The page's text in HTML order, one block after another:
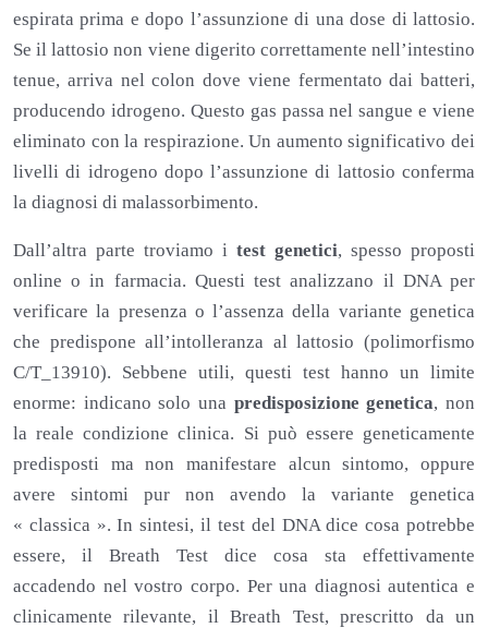
espirata prima e dopo l’assunzione di una dose di lattosio.
Se il lattosio non viene digerito correttamente nell’intestino
tenue, arriva nel colon dove viene fermentato dai batteri,
producendo idrogeno. Questo gas passa nel sangue e viene
eliminato con la respirazione. Un aumento significativo dei
livelli di idrogeno dopo l’assunzione di lattosio conferma
la diagnosi di malassorbimento.
Dall’altra parte troviamo i test genetici, spesso proposti
online o in farmacia. Questi test analizzano il DNA per
verificare la presenza o l’assenza della variante genetica
che predispone all’intolleranza al lattosio (polimorfismo
C/T_13910). Sebbene utili, questi test hanno un limite
enorme: indicano solo una predisposizione genetica, non
la reale condizione clinica. Si può essere geneticamente
predisposti ma non manifestare alcun sintomo, oppure
avere sintomi pur non avendo la variante genetica
« classica ». In sintesi, il test del DNA dice cosa potrebbe
essere, il Breath Test dice cosa sta effettivamente
accadendo nel vostro corpo. Per una diagnosi autentica e
clinicamente rilevante, il Breath Test, prescritto da un